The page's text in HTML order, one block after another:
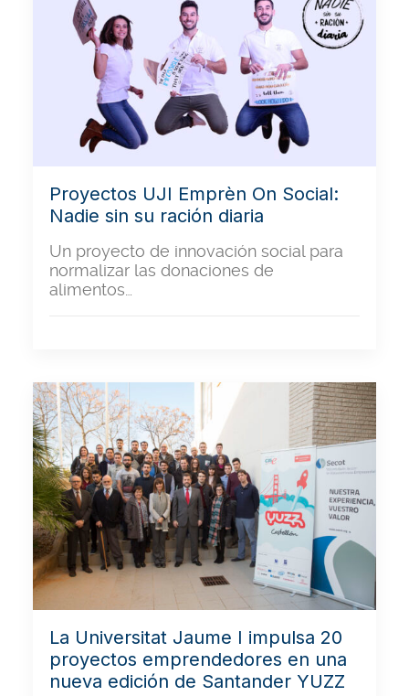
Proyectos UJI Emprèn On Social:
Nadie sin su ración diaria
Un proyecto de innovación social para
normalizar las donaciones de
alimentos…
La Universitat Jaume I impulsa 20
proyectos emprendedores en una
nueva edición de Santander YUZZ